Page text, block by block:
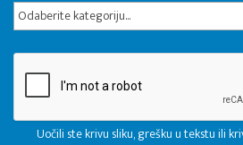
Odaberite kategoriju...
Uočili ste krivu sliku, grešku u tekstu ili